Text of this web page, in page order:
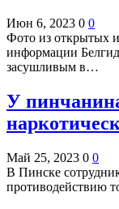
Июн 6, 2023 0 0
Фото из открытых
информации
засушливым в…
У
Май 25, 2023 0 0
В Пинске
противодействию